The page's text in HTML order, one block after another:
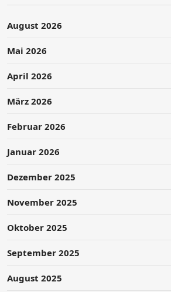
August 2026
Mai 2026
April 2026
März 2026
Februar 2026
Januar 2026
Dezember 2025
November 2025
Oktober 2025
September 2025
August 2025